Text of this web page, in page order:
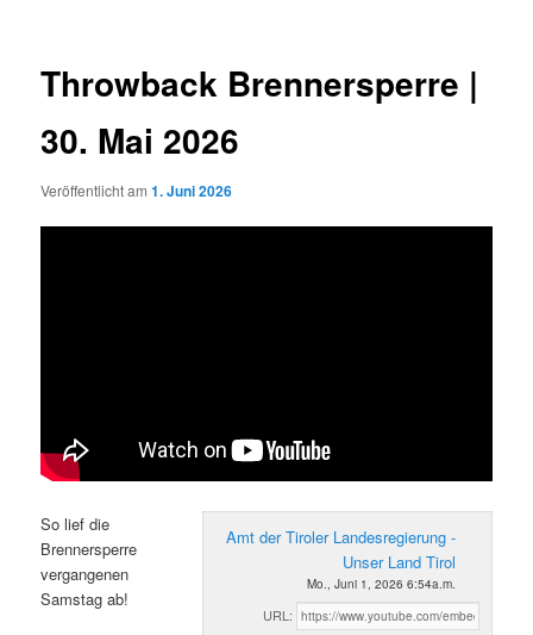
Throwback Brennersperre |
30. Mai 2026
Veröffentlicht am1. Juni 2026
Amt der Tiroler Landesregierung -
Unser Land Tirol
Mo., Juni 1, 2026 6:54a.m.
URL:
So lief die
Brennersperre
vergangenen
Samstag ab!